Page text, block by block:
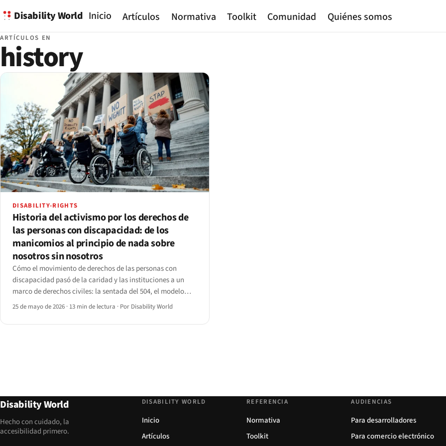
Disability World Inicio Artículos Normativa Toolkit Comunidad Quiénes somos
ARTÍCULOS EN
history
DISABILITY-RIGHTS
Historia del activismo por los derechos de
las personas con discapacidad: de los
manicomios al principio de nada sobre
nosotros sin nosotros
Cómo el movimiento de derechos de las personas con
discapacidad pasó de la caridad y las instituciones a un
marco de derechos civiles: la sentada del 504, el modelo
social, la desinstitucionalización, el Capitol Crawl y el
25 de mayo de 2026 · 13 min de lectura · Por Disability World
Disability World
Hecho con cuidado, la
accesibilidad primero.
DISABILITY WORLD
Inicio
Artículos
REFERENCIA
Normativa
Toolkit
AUDIENCIAS
Para desarrolladores
Para comercio electrónico